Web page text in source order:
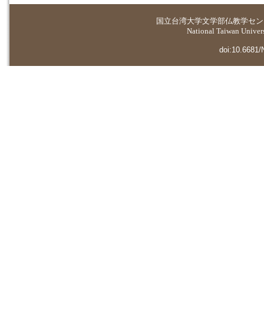
国立台湾大学文学部仏教学セ
National Taiwan
doi:10.6681/